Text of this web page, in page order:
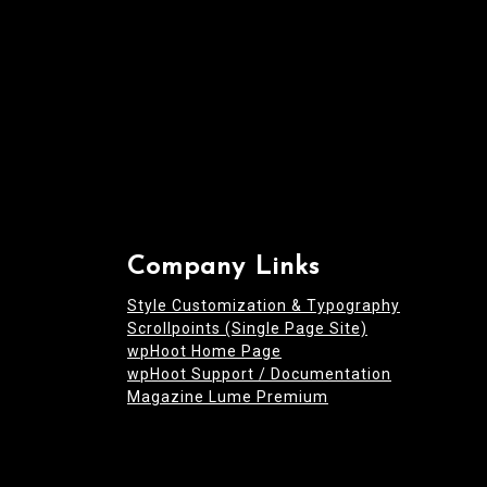
Company Links
Style Customization & Typography
Scrollpoints (Single Page Site)
wpHoot Home Page
wpHoot Support / Documentation
Magazine Lume Premium